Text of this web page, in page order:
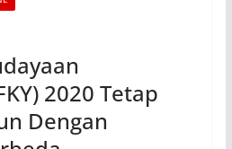
2020 Tetap
Dengan